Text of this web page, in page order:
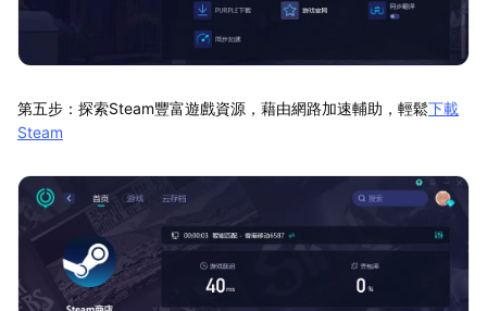
第五步：探索Steam豐富遊戲資源，藉由網路加速輔助，輕鬆下載
Steam